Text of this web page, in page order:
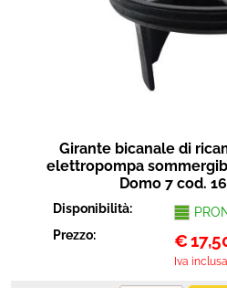
Girante bicanale di
elettropompa
Domo 7 cod.
Disponibilità:
Prezzo:
€
Iva